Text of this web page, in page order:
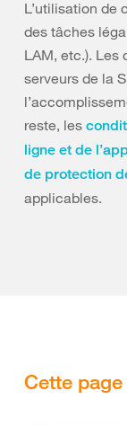
L’utilisation de
des tâches
LAM, etc.). Les
serveurs de la
reste, les
ligne et de
de protection
applicables.
Cette